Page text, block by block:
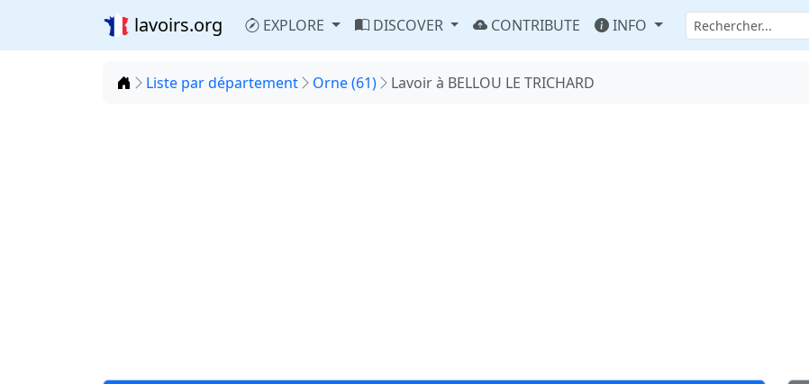
lavoirs.org EXPLORE DISCOVER CONTRIBUTE INFO
Accueil
Liste par département Orne (61) Lavoir à BELLOU LE TRICHARD